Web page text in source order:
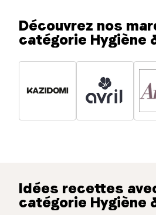
Découvrez nos
catégorie Hygiène
Idées recettes
catégorie Hygiène